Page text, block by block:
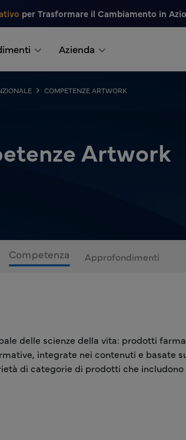
per Trasformare il Cambiamento in
Azienda
COMPETENZE ARTWORK
Artwork
Competenza Approfondimenti
delle scienze della vita: prodotti
integrate nei contenuti e basate
di categorie di prodotti che